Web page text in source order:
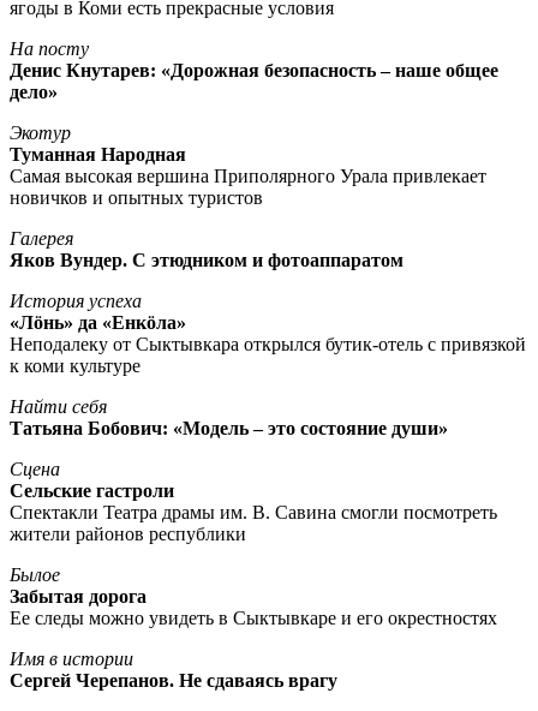
ягоды в Коми есть прекрасные условия
На посту
Денис Кнутарев: «Дорожная безопасность – наше общее
дело»
Экотур
Туманная Народная
Самая высокая вершина Приполярного Урала привлекает
новичков и опытных туристов
Галерея
Яков Вундер. С этюдником и фотоаппаратом
История успеха
«Лöнь» да «Енкöла»
Неподалеку от Сыктывкара открылся бутик-отель с привязкой
к коми культуре
Найти себя
Татьяна Бобович: «Модель – это состояние души»
Сцена
Сельские гастроли
Спектакли Театра драмы им. В. Савина смогли посмотреть
жители районов республики
Былое
Забытая дорога
Ее следы можно увидеть в Сыктывкаре и его окрестностях
Имя в истории
Сергей Черепанов. Не сдаваясь врагу